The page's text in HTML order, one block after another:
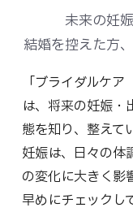
未来の妊
結婚を控えた方
「ブライダルケ
は、将来の妊娠・
態を知り、整えて
妊娠は、日々の体
の変化に大きく影
早めにチェックし
自由診療
まめチャット
採用情報